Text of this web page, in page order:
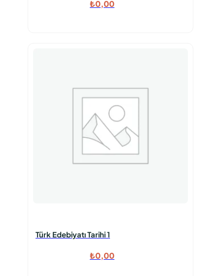
₺0,00
Türk Edebiyatı Tarihi 1
₺0,00